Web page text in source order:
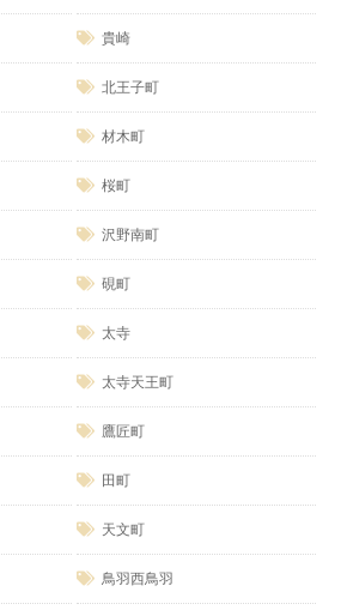
貴崎
北王子町
材木町
桜町
沢野南町
硯町
太寺
太寺天王町
鷹匠町
田町
天文町
鳥羽西鳥羽